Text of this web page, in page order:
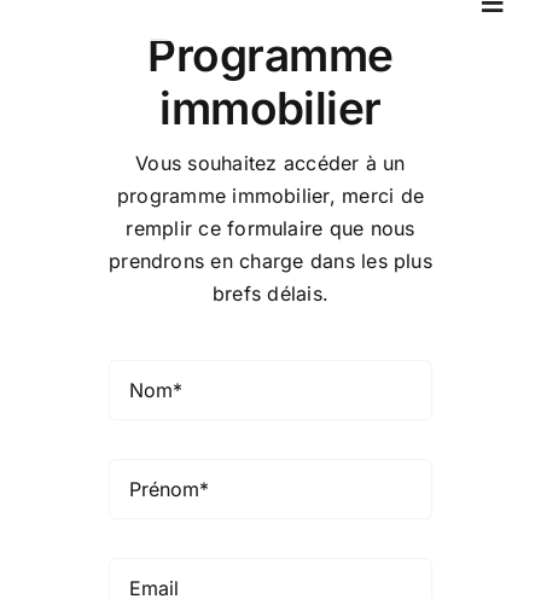
Conseil de conformité
Entreprises
Carrière
Programme
immobilier
Vous souhaitez accéder à un
programme immobilier, merci de
remplir ce formulaire que nous
prendrons en charge dans les plus
brefs délais.